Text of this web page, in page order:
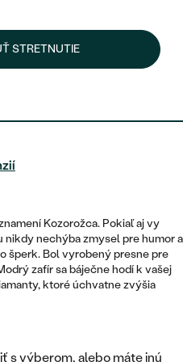
A
STRETNUTIEMožnosti doručenia
Kozorožca. Pokiaľ aj vy
nechýba zmysel pre humor a
šperk. Bol vyrobený presne pre
zafír sa báječne hodí k vašej
ktoré úchvatne zvýšia
s výberom, alebo máte inú